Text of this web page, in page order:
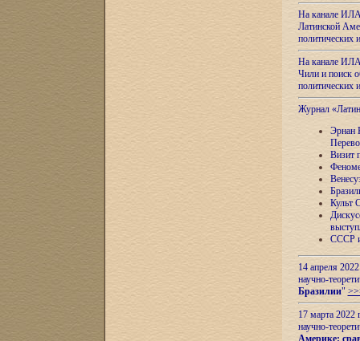
На канале
Латинской
На канале
Чили и поиск
Журнал
Эрнан
Визит
Культ
СССР и
14 апреля
научно-
Бразилии"
17 марта 2022
научно-
Америке: